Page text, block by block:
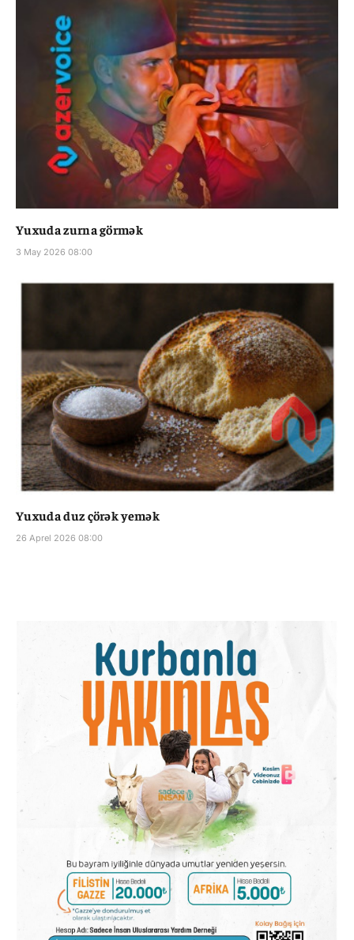
Yuxuda zurna görmək
3 May 2026 08:00
Yuxuda duz çörək yemək
26 Aprel 2026 08:00